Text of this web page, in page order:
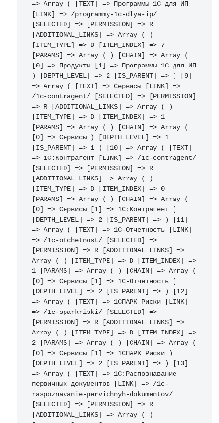
=> Array ( [TEXT] => Программы 1С для ИП
[LINK] => /programmy-1c-dlya-ip/
[SELECTED] => [PERMISSION] => R
[ADDITIONAL_LINKS] => Array ( )
[ITEM_TYPE] => D [ITEM_INDEX] => 7
[PARAMS] => Array ( ) [CHAIN] => Array (
[0] => Продукты [1] => Программы 1С для ИП
) [DEPTH_LEVEL] => 2 [IS_PARENT] => ) [9]
=> Array ( [TEXT] => Сервисы [LINK] =>
/1c-contragent/ [SELECTED] => [PERMISSION]
=> R [ADDITIONAL_LINKS] => Array ( )
[ITEM_TYPE] => D [ITEM_INDEX] => 1
[PARAMS] => Array ( ) [CHAIN] => Array (
[0] => Сервисы ) [DEPTH_LEVEL] => 1
[IS_PARENT] => 1 ) [10] => Array ( [TEXT]
=> 1С:Контрагент [LINK] => /1c-contragent/
[SELECTED] => [PERMISSION] => R
[ADDITIONAL_LINKS] => Array ( )
[ITEM_TYPE] => D [ITEM_INDEX] => 0
[PARAMS] => Array ( ) [CHAIN] => Array (
[0] => Сервисы [1] => 1С:Контрагент )
[DEPTH_LEVEL] => 2 [IS_PARENT] => ) [11]
=> Array ( [TEXT] => 1С-Отчетность [LINK]
=> /1c-otchetnost/ [SELECTED] =>
[PERMISSION] => R [ADDITIONAL_LINKS] =>
Array ( ) [ITEM_TYPE] => D [ITEM_INDEX] =>
1 [PARAMS] => Array ( ) [CHAIN] => Array (
[0] => Сервисы [1] => 1С-Отчетность )
[DEPTH_LEVEL] => 2 [IS_PARENT] => ) [12]
=> Array ( [TEXT] => 1СПАРК Риски [LINK]
=> /1c-sparkriski/ [SELECTED] =>
[PERMISSION] => R [ADDITIONAL_LINKS] =>
Array ( ) [ITEM_TYPE] => D [ITEM_INDEX] =>
2 [PARAMS] => Array ( ) [CHAIN] => Array (
[0] => Сервисы [1] => 1СПАРК Риски )
[DEPTH_LEVEL] => 2 [IS_PARENT] => ) [13]
=> Array ( [TEXT] => 1С:Распознавание
первичных документов [LINK] => /1c-
raspoznavanie-pervichnyh-dokumentov/
[SELECTED] => [PERMISSION] => R
[ADDITIONAL_LINKS] => Array ( )